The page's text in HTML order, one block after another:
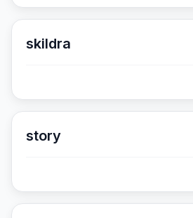
skildra
story